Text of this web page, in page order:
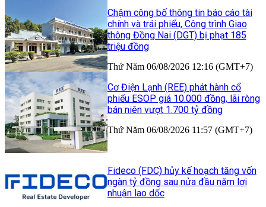
Chậm công bố thông tin báo cáo tài
chính và trái phiếu, Công trình Giao
thông Đồng Nai (DGT) bị phạt 185
triệu đồng
Thứ Năm 06/08/2026 12:16 (GMT+7)
Cơ Điện Lạnh (REE) phát hành cổ
phiếu ESOP giá 10.000 đồng, lãi ròng
bán niên vượt 1.700 tỷ đồng
Thứ Năm 06/08/2026 11:57 (GMT+7)
Fideco (FDC) hủy kế hoạch tăng vốn
ngàn tỷ đồng sau nửa đầu năm lợi
nhuận lao dốc